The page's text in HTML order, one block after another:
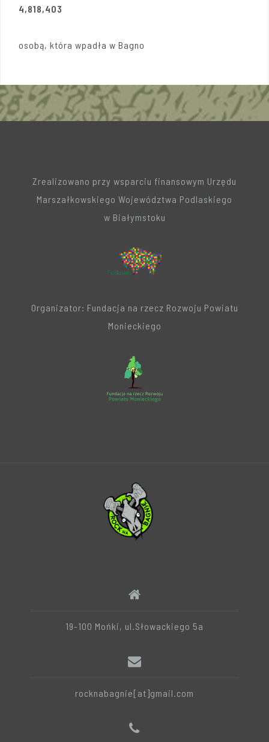
4,818,403
osobą, która wpadła w Bagno
Zrealizowano przy wsparciu finansowym Urzędu
Marszałkowskiego Województwa Podlaskiego
w Białymstoku
Organizator: Fundacja na rzecz Rozwoju Powiatu
Monieckiego
19-100 Mońki, ul.Słowackiego 5a
rocknabagnie[at]gmail.com